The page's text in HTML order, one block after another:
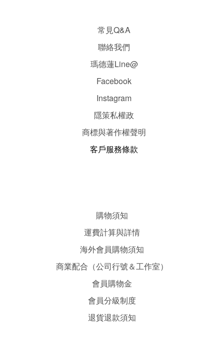
常見Q&A
聯絡我們
瑪德蓮Line@
Facebook
Instagram
隱策私權政
商標與著作權聲明
客戶服務條款
購物須知
運費計算與詳情
海外會員購物須知
商業配合（公司行號＆工作室）
會員購物金
會員分級制度
退貨退款須知